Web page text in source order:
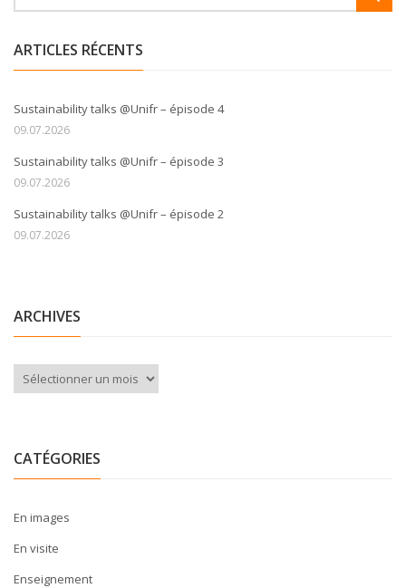
ARTICLES RÉCENTS
Sustainability talks @Unifr – épisode 4
09.07.2026
Sustainability talks @Unifr – épisode 3
09.07.2026
Sustainability talks @Unifr – épisode 2
09.07.2026
ARCHIVES
Archives
CATÉGORIES
En images
En visite
Enseignement